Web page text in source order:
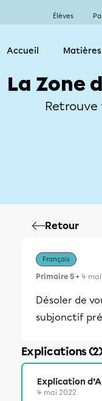
Élèves
Accueil Matières
La Zone
Retour
Français
Primaire 5 • 4
Désoler de
subjonctif
Explications
Explication
4 mai 2022